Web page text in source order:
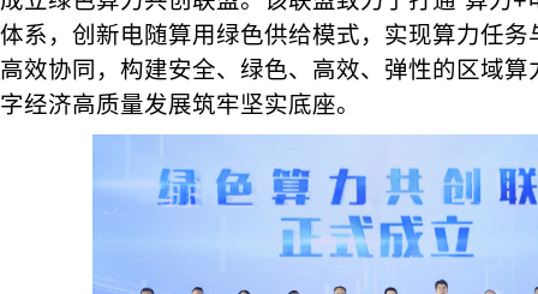
体系，创新电随算用绿色供给模式，实现算力任
高效协同，构建安全、绿色、高效、弹性的区域
字经济高质量发展筑牢坚实底座。